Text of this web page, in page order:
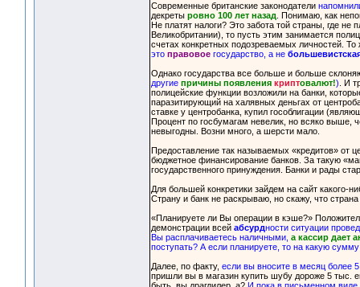
Современные британские законодатели
декреты ровно 100 лет назад . Понимаю, как
Не платят налоги? Это забота той страны, где
Великобритании), то пусть этим занимается
счетах конкретных подозреваемых личностей.
это правовое государство, а не
Однако государства все больше и больше
другие причины появления криптовалют!) . И
полицейские функции возложили на банки,
паразитирующий на халявных деньгах от
ставке у центробанка, купил гособлигации
Процент по госбумагам невелик, но всяко выше,
невыгодны. Возни много, а шерсти мало.
Предоставление так называемых «кредитов» от
бюджетное финансирование банков. За такую
государственного принуждения. Банки и рады
Для большей конкретики зайдем на сайт какого-
Страну и банк не раскрываю, но скажу, что
«Планируете ли Вы операции в кэше?»
демонстрации всей абсурдности ситуации
Вы расплачиваетесь наличными, а кассир дает
поступать? А если планируете, то на какую
Далее, по факту, если вы вносите в месяц более
пришли вы в магазин купить шубу дороже 5 тыс.